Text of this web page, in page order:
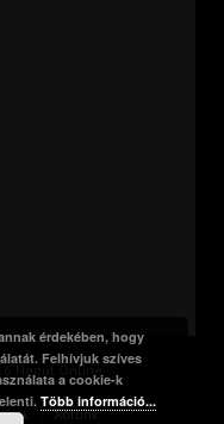
Napút Online
Rólunk
érdekében, hogy
Felhívjuk szíves
a cookie-k
Több információ...